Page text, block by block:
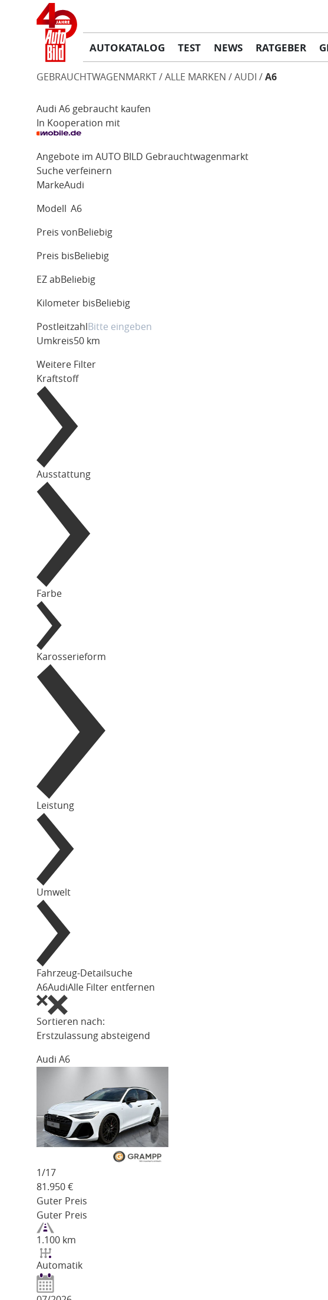
AUTOKATALOG TEST NEWS RATGEBER
GEBRAUCHTWAGENMARKT ALLE MARKEN AUDI A6
Audi A6 gebraucht kaufen
In Kooperation mit
Angebote im AUTO BILD Gebrauchtwagenmarkt
Suche verfeinern
MarkeAudi
Modell A6
Preis von Beliebig
Preis bis Beliebig
EZ ab Beliebig
Kilometer bis Beliebig
Postleitzahl
Umkreis50 km
Weitere Filter
Kraftstoff
Ausstattung
Farbe
Karosserieform
Leistung
Umwelt
Fahrzeug-Detailsuche
A6AudiAlle Filter entfernen
Sortieren nach:
Erstzulassung absteigend
Audi A6
1/17
81.950 €
Guter Preis
Guter Preis
1.100 km
Automatik